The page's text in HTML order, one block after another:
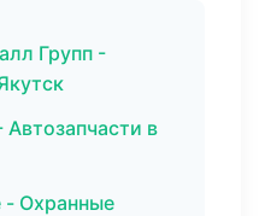
Групп -
в
- Охранные